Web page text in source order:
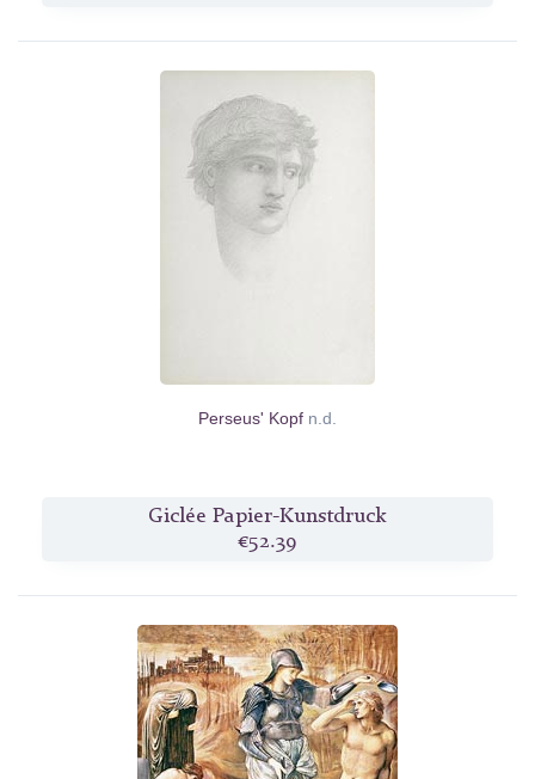
Perseus' Kopf n.d.
Giclée Papier-Kunstdruck
€52.39